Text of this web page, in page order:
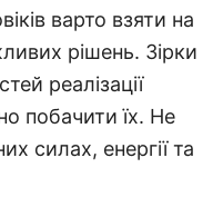
варто взяти на
рішень. Зірки
реалізації
побачити їх. Не
силах, енергії та